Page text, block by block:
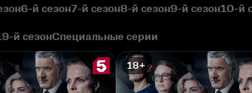
6-й сезон7-й сезон8-й сезон9-й сезон10-й
й сезонСпециальные серии
18+